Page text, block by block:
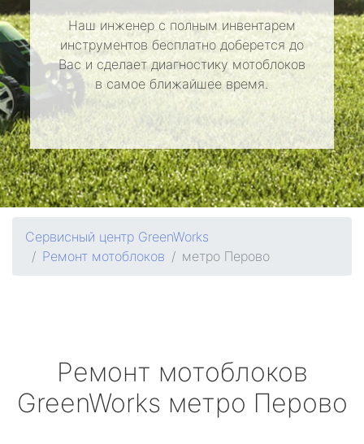
Наш инженер с полным инвентарем
инструментов бесплатно доберется до
Вас и сделает диагностику мотоблоков
в самое ближайшее время.
Сервисный центр GreenWorks
Ремонт мотоблоков
метро Перово
Ремонт мотоблоков
GreenWorks метро Перово